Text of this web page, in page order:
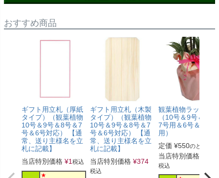
おすすめ商品
ギフト用立札（厚紙
タイプ）（観葉植物
10号＆9号＆8号＆7
号＆6号対応） 【通
常、送り主様名を立
札に記載】
当店特別価格 ¥1 税込
ギフト用立札（木製
タイプ）（観葉植物
10号＆9号＆8号＆7
号＆6号対応） 【通
常、送り主様名を立
札に記載】
当店特別価格 ¥374
税込
観葉植物ラッピン
（10号＆9号＆8号
7号用＆6号＆5号
用）
定価 ¥550のところ
当店特別価格
税込